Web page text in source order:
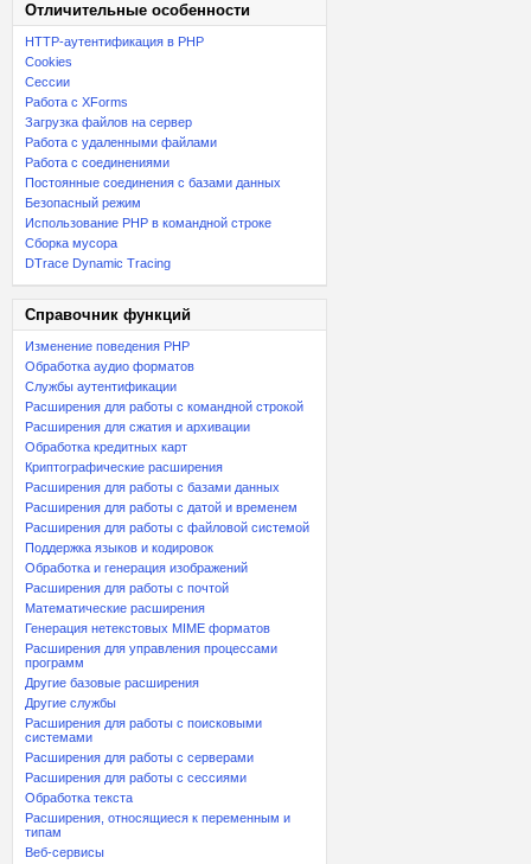
Отличительные особенности
HTTP-аутентификация в PHP
Cookies
Сессии
Работа с XForms
Загрузка файлов на сервер
Работа с удаленными файлами
Работа с соединениями
Постоянные соединения с базами данных
Безопасный режим
Использование PHP в командной строке
Сборка мусора
DTrace Dynamic Tracing
Справочник функций
Изменение поведения PHP
Обработка аудио форматов
Службы аутентификации
Расширения для работы с командной строкой
Расширения для сжатия и архивации
Обработка кредитных карт
Криптографические расширения
Расширения для работы с базами данных
Расширения для работы с датой и временем
Расширения для работы с файловой системой
Поддержка языков и кодировок
Обработка и генерация изображений
Расширения для работы с почтой
Математические расширения
Генерация нетекстовых MIME форматов
Расширения для управления процессами
программ
Другие базовые расширения
Другие службы
Расширения для работы с поисковыми
системами
Расширения для работы с серверами
Расширения для работы с сессиями
Обработка текста
Расширения, относящиеся к переменным и
типам
Веб-сервисы